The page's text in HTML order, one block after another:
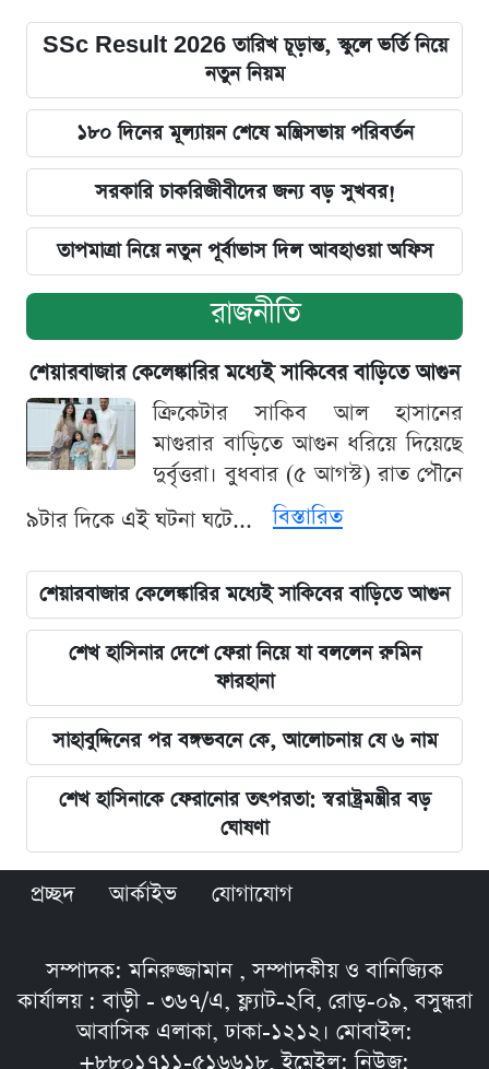
SSc Result 2026 তারিখ চূড়ান্ত, স্কুলে ভর্তি নিয়ে
নতুন নিয়ম
১৮০ দিনের মূল্যায়ন শেষে মন্ত্রিসভায় পরিবর্তন
সরকারি চাকরিজীবীদের জন্য বড় সুখবর!
তাপমাত্রা নিয়ে নতুন পূর্বাভাস দিল আবহাওয়া অফিস
রাজনীতি
শেয়ারবাজার কেলেঙ্কারির মধ্যেই সাকিবের বাড়িতে আগুন
ক্রিকেটার সাকিব আল হাসানের
মাগুরার বাড়িতে আগুন ধরিয়ে দিয়েছে
দুর্বৃত্তরা। বুধবার (৫ আগস্ট) রাত পৌনে
৯টার দিকে এই ঘটনা ঘটে...
বিস্তারিত
শেয়ারবাজার কেলেঙ্কারির মধ্যেই সাকিবের বাড়িতে আগুন
শেখ হাসিনার দেশে ফেরা নিয়ে যা বললেন রুমিন
ফারহানা
সাহাবুদ্দিনের পর বঙ্গভবনে কে, আলোচনায় যে ৬ নাম
শেখ হাসিনাকে ফেরানোর তৎপরতা: স্বরাষ্ট্রমন্ত্রীর বড়
ঘোষণা
প্রচ্ছদ আর্কাইভ যোগাযোগ
সম্পাদক: মনিরুজ্জামান , সম্পাদকীয় ও বানিজ্যিক
কার্যালয় : বাড়ী - ৩৬৭/এ, ফ্ল্যাট-২বি, রোড়-০৯, বসুন্ধরা
আবাসিক এলাকা, ঢাকা-১২১২। মোবাইল:
+৮৮০১৭১১-৫১৬৬১৮, ইমেইল: নিউজ: